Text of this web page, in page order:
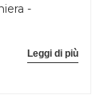
-
Leggi di più